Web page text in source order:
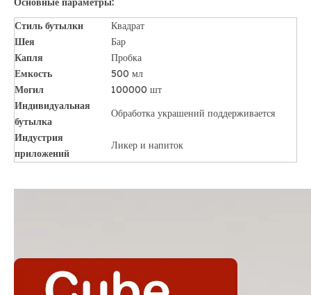
Стиль бутылки
Квадрат
Шея
Бар
Капля
Пробка
Емкость
500 мл
Могил
100000 шт
Индивидуальная
бутылка
Обработка украшений поддерживается
Индустрия
приложений
Ликер и напиток